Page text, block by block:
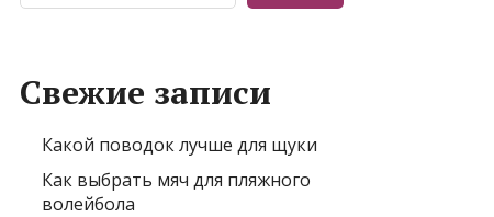
Свежие записи
Какой поводок лучше для щуки
Как выбрать мяч для пляжного
волейбола